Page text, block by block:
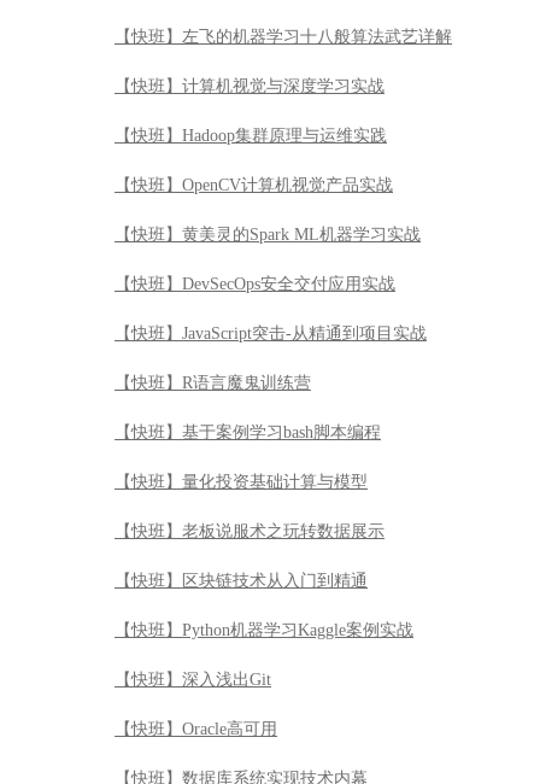
【快班】软件架构必备基础
【快班】MySQL性能优化最佳实践
【快班】Spark源码导读
【快班】Spark大数据平台应用实战
【快班】金融时间序列分析
【快班】左飞的机器学习十八般算法武艺详解
【快班】计算机视觉与深度学习实战
【快班】Hadoop集群原理与运维实践
【快班】OpenCV计算机视觉产品实战
【快班】黄美灵的Spark ML机器学习实战
【快班】DevSecOps安全交付应用实战
【快班】JavaScript突击-从精通到项目实战
【快班】R语言魔鬼训练营
【快班】基于案例学习bash脚本编程
【快班】量化投资基础计算与模型
【快班】老板说服术之玩转数据展示